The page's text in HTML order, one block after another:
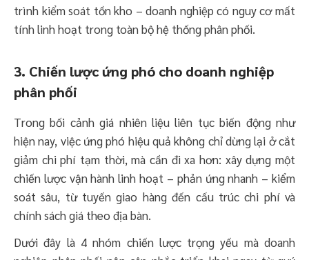
trình kiểm soát tồn kho – doanh nghiệp có nguy cơ mất
tính linh hoạt trong toàn bộ hệ thống phân phối.
3. Chiến lược ứng phó cho doanh nghiệp
phân phối
Trong bối cảnh giá nhiên liệu liên tục biến động như
hiện nay, việc ứng phó hiệu quả không chỉ dừng lại ở cắt
giảm chi phí tạm thời, mà cần đi xa hơn: xây dựng một
chiến lược vận hành linh hoạt – phản ứng nhanh – kiểm
soát sâu, từ tuyến giao hàng đến cấu trúc chi phí và
chính sách giá theo địa bàn.
Dưới đây là 4 nhóm chiến lược trọng yếu mà doanh